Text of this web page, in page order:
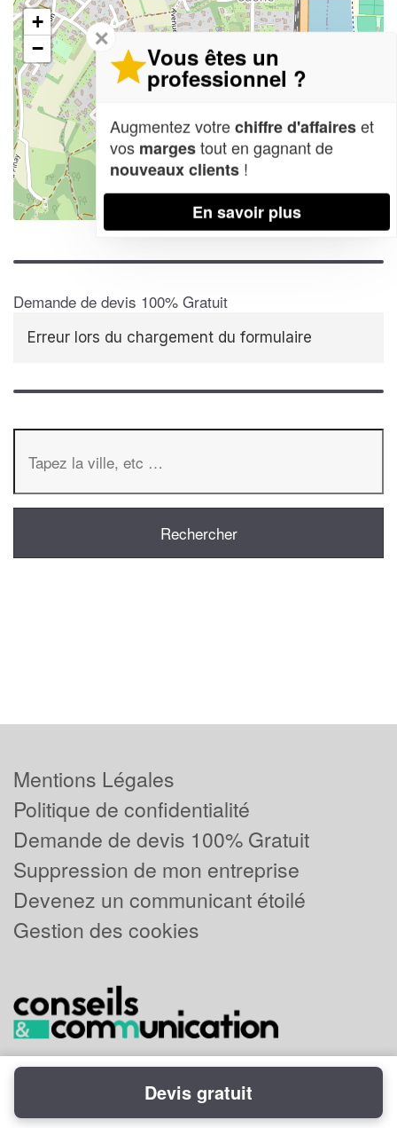
+
−
| Map data ©OpenStreetMap contributors,
Demande de devis 100% Gratuit
Erreur lors du chargement du formulaire
✕
Vous êtes un
professionnel ?
Augmentez votrechiffre d'affaireset
vos margestout en gagnant de
nouveaux clients !
En savoir plus
Mentions Légales
Politique de confidentialité
Demande de devis 100% Gratuit
Suppression de mon entreprise
Devenez un communicant étoilé
Gestion des cookies
Powered byPlus que pro
Devis gratuit